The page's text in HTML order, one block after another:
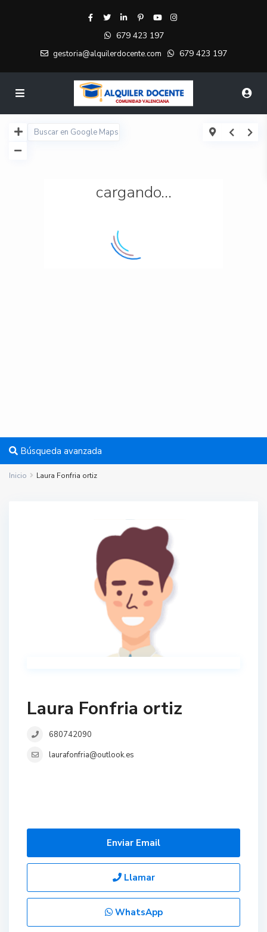
679 423 197
gestoria@alquilerdocente.com 679 423 197
cargando...
Búsqueda avanzada
Inicio Laura Fonfria ortiz
Laura Fonfria ortiz
680742090
laurafonfria@outlook.es
Enviar Email
Llamar
WhatsApp